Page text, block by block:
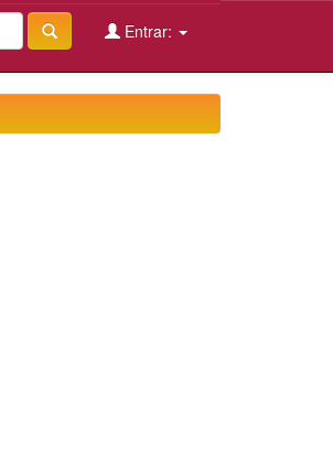
Entrar: